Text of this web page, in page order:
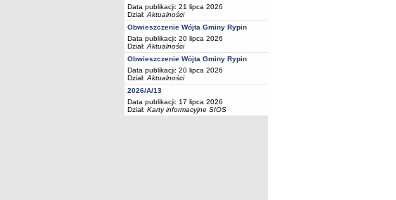
Data publikacji: 21 lipca 2026
Dział: Aktualności
Obwieszczenie Wójta Gminy Rypin
Data publikacji: 20 lipca 2026
Dział: Aktualności
Obwieszczenie Wójta Gminy Rypin
Data publikacji: 20 lipca 2026
Dział: Aktualności
2026/A/13
Data publikacji: 17 lipca 2026
Dział: Karty informacyjne SIOS